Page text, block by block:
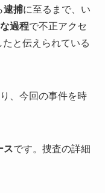
逮捕に至るまで、い
過程で不正アクセ
と伝えられている
、今回の事件を時
スです。捜査の詳細